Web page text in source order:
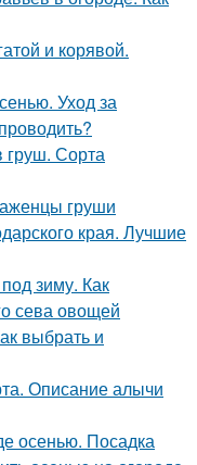
и корявой.
Уход за
груш. Сорта
груши
края. Лучшие
зиму. Как
сева овощей
выбрать и
Описание алычи
осенью. Посадка